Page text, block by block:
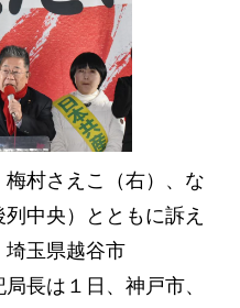
梅村さえこ（右）、な
中央）とともに訴え
埼玉県越谷市
長は１日、神戸市、